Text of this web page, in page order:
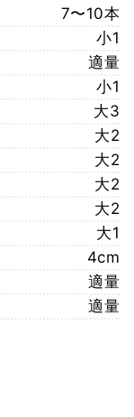
7〜10本
小1
適量
小1
大3
大2
大2
大2
大2
大1
4cm
適量
適量